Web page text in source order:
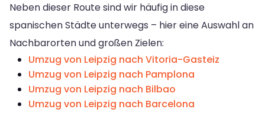
Neben dieser Route sind wir häufig in diese
spanischen Städte unterwegs – hier eine Auswahl an
Nachbarorten und großen Zielen:
Umzug von Leipzig nach Vitoria-Gasteiz
Umzug von Leipzig nach Pamplona
Umzug von Leipzig nach Bilbao
Umzug von Leipzig nach Barcelona